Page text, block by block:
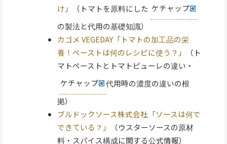
け」
（トマトを原料にした ケチャップ
の製法と代用の基礎知識）
カゴメ VEGEDAY「トマトの加工品の栄
養！ペーストは何のレシピに使う？」
（ト
マトペーストとトマトピューレの違い・
ケチャップ
代用時の濃度の違いの根
拠）
ブルドックソース株式会社「ソースは何で
できている？」
（ウスターソースの原材
料・スパイス構成に関する公式情報）